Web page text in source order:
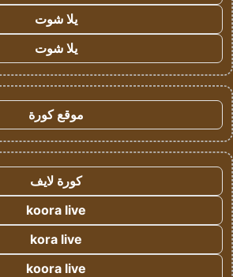
يلا شوت
يلا شوت
موقع كورة
كورة لايف
koora live
kora live
koora live